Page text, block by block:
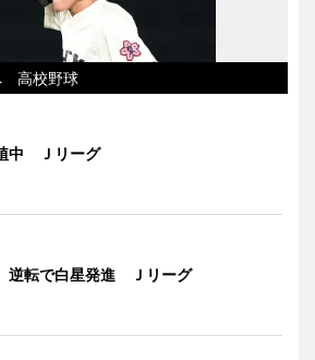
高校野球
中 Ｊリーグ
逆転で白星発進 Ｊリーグ